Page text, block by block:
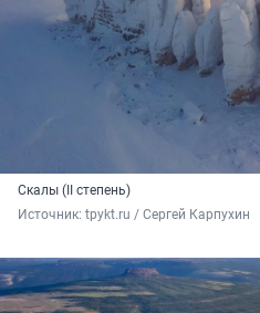
Скалы (II степень)
Источник: tpykt.ru / Сергей Карпухин